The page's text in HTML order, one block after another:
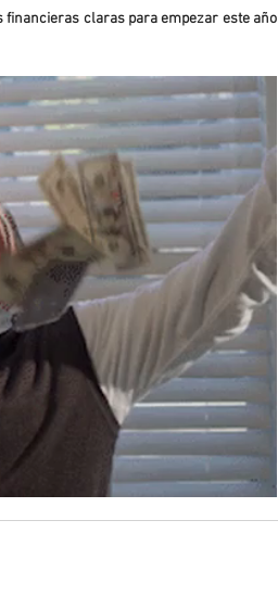
financieras claras para empezar este año